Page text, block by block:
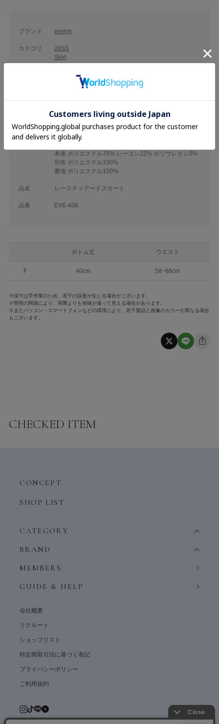
ブランド evelyn
カテゴリ
26SS
Skirt
(ベージュ)
本体 ポリエステル96% ポリウレタン4%
裏地 ポリエステル100%
(オフホワイトブラック)
本体 ポリエステル84% レーヨン14% ポリウレタン2%
別布 ポリエステル100%
裏地 ポリエステル100%
本体 ポリエステル75% レーヨン22% ポリウレタン3%
別布 ポリエステル100%
裏地 ポリエステル100%
品名 レースティアードスカート
品番 EVE-408
ボトム丈 ウエスト
F 40cm 58~66cm
※採寸は手作業のため、若干の誤差が生じる場合がございます。
※照明の関係により、実際よりも色味が違って見える場合があります。
※またパソコン・スマートフォンなどの環境により、若干製品と画像のカラーが異なる場合
もございます。
CHECKED ITEM
CONCEPT
SHOP LIST
CATEGORY
BRAND
MEMBERS
GUIDE & HELP
会社概要
リクルート
ショップリスト
特定商取引法に基づく表記
プライバシーポリシー
ご利用規約